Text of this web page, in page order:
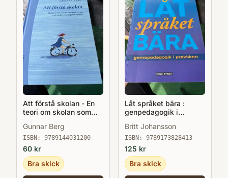
Att förstå skolan - En
teori om skolan som
organisationer
Gunnar Berg
ISBN: 9789144031200
60 kr
Bra skick
Låt språket bära :
genpedagogik i
Britt Johansson
ISBN: 9789173828413
125 kr
Bra skick